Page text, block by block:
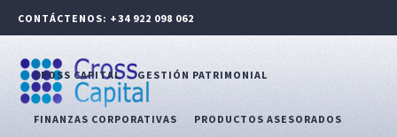
CONTÁCTENOS: +34 922 098 062
CROSS CAPITAL GESTIÓN PATRIMONIAL
FINANZAS CORPORATIVAS PRODUCTOS ASESORADOS